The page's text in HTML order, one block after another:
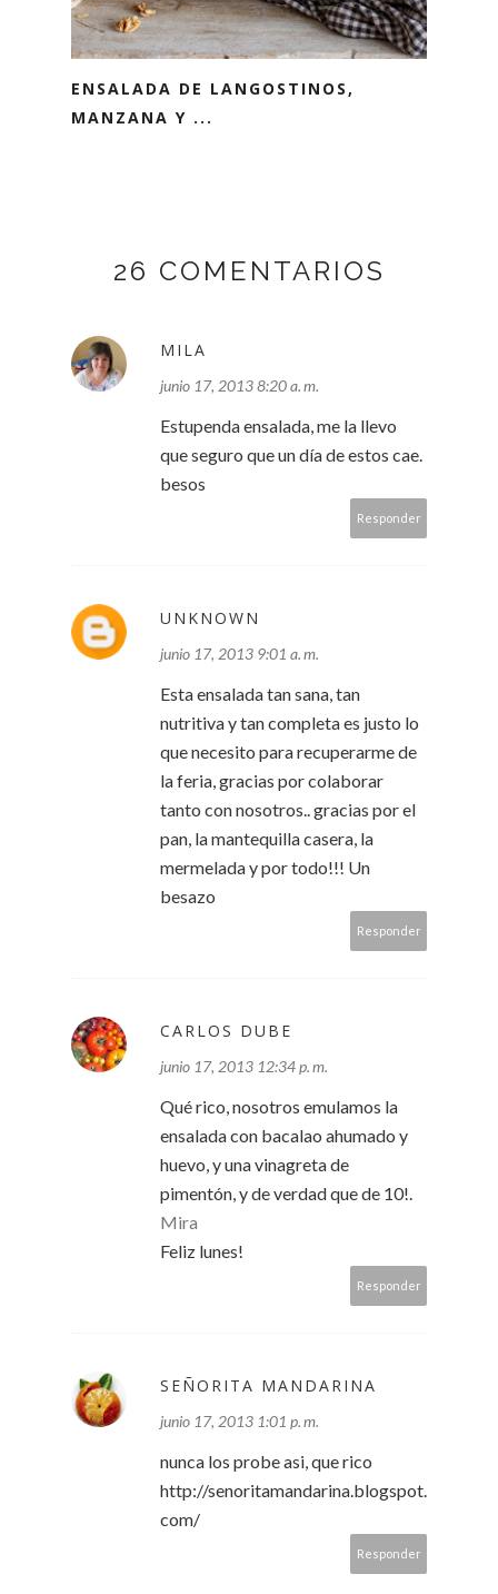
ENSALADA DE LANGOSTINOS,
MANZANA Y ...
26 COMENTARIOS
MILA
junio 17, 2013 8:20 a. m.
Estupenda ensalada, me la llevo
que seguro que un día de estos cae.
besos
Responder
UNKNOWN
junio 17, 2013 9:01 a. m.
Esta ensalada tan sana, tan
nutritiva y tan completa es justo lo
que necesito para recuperarme de
la feria, gracias por colaborar
tanto con nosotros.. gracias por el
pan, la mantequilla casera, la
mermelada y por todo!!! Un
besazo
Responder
CARLOS DUBE
junio 17, 2013 12:34 p. m.
Qué rico, nosotros emulamos la
ensalada con bacalao ahumado y
huevo, y una vinagreta de
pimentón, y de verdad que de 10!.
Mira
Feliz lunes!
Responder
SEÑORITA MANDARINA
junio 17, 2013 1:01 p. m.
nunca los probe asi, que rico
http://senoritamandarina.blogspot.
com/
Responder